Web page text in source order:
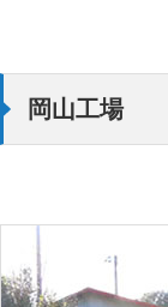
岡山工場